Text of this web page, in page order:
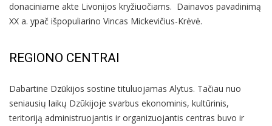
donaciniame akte Livonijos kryžiuočiams. Dainavos pavadinimą
XX a. ypač išpopuliarino Vincas Mickevičius-Krėvė.
REGIONO CENTRAI
Dabartine Dzūkijos sostine tituluojamas Alytus. Tačiau nuo
seniausių laikų Dzūkijoje svarbus ekonominis, kultūrinis,
teritoriją administruojantis ir organizuojantis centras buvo ir